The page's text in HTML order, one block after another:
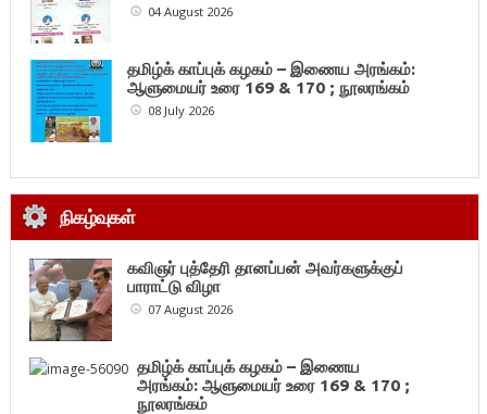
04 August 2026
தமிழ்க் காப்புக் கழகம் – இணைய அரங்கம்:
ஆளுமையர் உரை 169 & 170 ; நூலரங்கம்
08 July 2026
நிகழ்வுகள்
கவிஞர் புத்தேரி தானப்பன் அவர்களுக்குப்
பாராட்டு விழா
07 August 2026
தமிழ்க் காப்புக் கழகம் – இணைய
அரங்கம்: ஆளுமையர் உரை 169 & 170 ;
நூலரங்கம்